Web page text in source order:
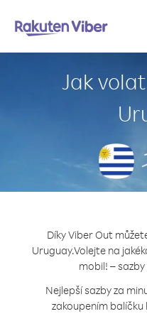
Jak
Díky Viber Out
Uruguay.Volejte na
mobil! –
Nejlepší sazby za
zakoupením